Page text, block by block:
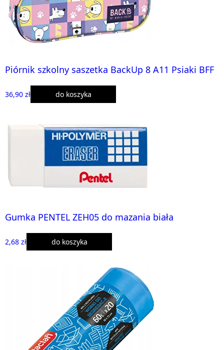
Piórnik szkolny saszetka BackUp 8 A11 Psiaki BFF
36,90 zł do koszyka
Gumka PENTEL ZEH05 do mazania biała
2,68 zł do koszyka